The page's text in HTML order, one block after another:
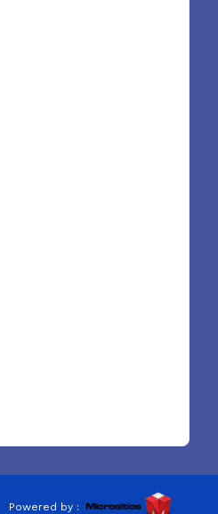
Powered by :